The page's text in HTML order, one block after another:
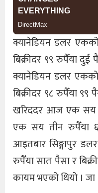
क्यानेडियन डलर
बिक्रीदर ९९ रुपैँया
क्यानेडियन डलर
बिक्रीदर ९८ रुपैँया ९९
खरिददर आज एक सय
एक सय तीन रुपैँया
आइतबार सिङ्गापुर
रुपैँया सात पैसा र
कायम भएको थियो । जा